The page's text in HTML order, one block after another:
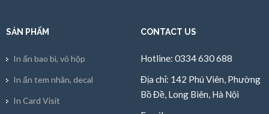
SẢN PHẨM
In ấn bao bì, vỏ hộp
In ấn tem nhãn, decal
In Card Visit
CONTACT US
Hotline: 0334 630 688
Địa chỉ: 142 Phú Viên, Phường
Bồ Đề, Long Biên, Hà Nội